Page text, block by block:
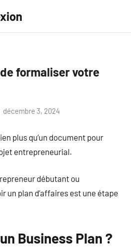
formaliser votre
décembre 3, 2024
plus qu’un document pour
entrepreneurial.
débutant ou
un plan d’affaires est une étape
Business Plan ?